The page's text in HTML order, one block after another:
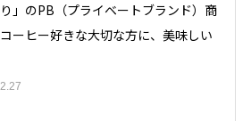
」のPB（プライベートブランド）商
ーヒー好きな大切な方に、美味しい